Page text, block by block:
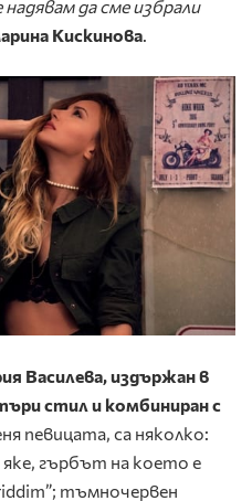
да сме избрали
Кискинова
Василева, издържан в
стил и комбиниран с
певицата, са няколко:
гърбът на което е
тъмночервен